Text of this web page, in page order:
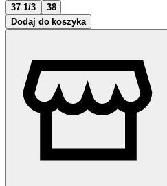
37 1/3
38
Dodaj do koszyka